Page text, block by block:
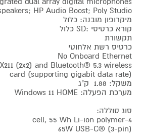
HP Audio Boost; Poly Studio
מיקרופון מובנה: כלול
קורא כרטיסי :SD כלול
תקשורת
כרטיס רשת אלחוטי
No Onboard Ethernet
(2x2) and Bluetooth® 5.3 wireless
card (supporting gigabit data rate)
משקל: 1.88 ק"ג
מערכת הפעלה: Windows 11 HOME
סוג סוללה:
4-cell, 55 Wh Li-ion polymer
65W USB-C® (3-pin)